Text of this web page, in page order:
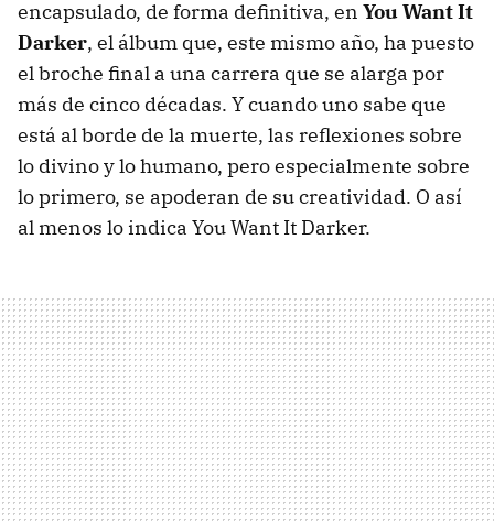
encapsulado, de forma definitiva, en You Want It
Darker, el álbum que, este mismo año, ha puesto
el broche final a una carrera que se alarga por
más de cinco décadas. Y cuando uno sabe que
está al borde de la muerte, las reflexiones sobre
lo divino y lo humano, pero especialmente sobre
lo primero, se apoderan de su creatividad. O así
al menos lo indica You Want It Darker.